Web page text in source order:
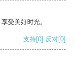
受美好时光。
支持[0] 反对[0]